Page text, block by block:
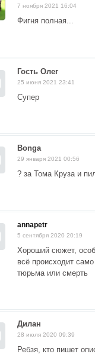
7 ноября 2021 16:04
Фигня полная...
Гость Олег
25 июня 2021 23:41
Супер
Bonga
29 января 2021 00:56
? за Тома Круза и
annapetr
5 сентября 2020 20:19
Хороший сюжет,
всё происходит
тюрьма или смерть
Дилан
28 июля 2020 09:39
Ребзя, кто пишет